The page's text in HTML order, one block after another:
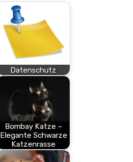
Datenschutz
Bombay Katze –
Elegante Schwarze
Katzenrasse